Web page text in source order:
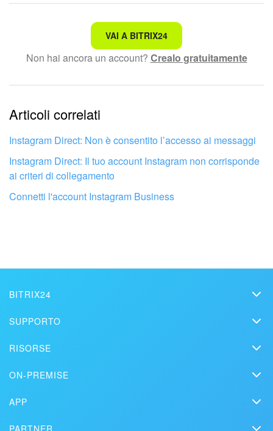
Non è quello che sto cercando.
Testo complesso e incomprensibile
Le informazioni sono obsolete.
Troppo breve, ho bisogno di maggiori informazioni.
Non mi soddisfa come funziona questo strumento
Fai configurare il tuo Bitrix24 a un
VAI A BITRIX24
Non hai ancora un account? Crealo gratuitamente
Articoli correlati
Instagram Direct: Non è consentito l’accesso ai messaggi
Instagram Direct: Il tuo account Instagram non corrisponde
ai criteri di collegamento
Connetti l'account Instagram Business
BITRIX24
Media kit
Contatti
SUPPORTO
Tutorial
Contatta il supporto
RISORSE
Soluzioni
Storie dei clienti
ON-PREMISE
APP
PARTNER